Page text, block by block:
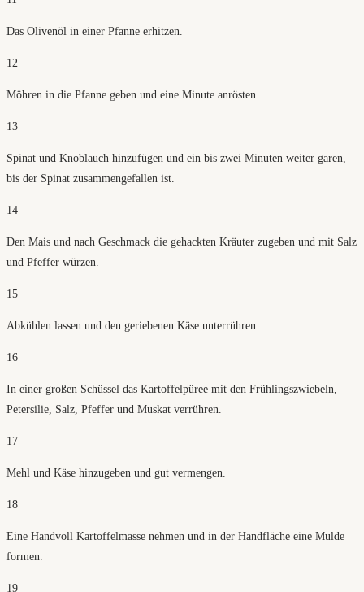
Das Olivenöl in einer Pfanne erhitzen.
12
Möhren in die Pfanne geben und eine Minute anrösten.
13
Spinat und Knoblauch hinzufügen und ein bis zwei Minuten weiter garen,
bis der Spinat zusammengefallen ist.
14
Den Mais und nach Geschmack die gehackten Kräuter zugeben und mit Salz
und Pfeffer würzen.
15
Abkühlen lassen und den geriebenen Käse unterrühren.
16
In einer großen Schüssel das Kartoffelpüree mit den Frühlingszwiebeln,
Petersilie, Salz, Pfeffer und Muskat verrühren.
17
Mehl und Käse hinzugeben und gut vermengen.
18
Eine Handvoll Kartoffelmasse nehmen und in der Handfläche eine Mulde
formen.
19